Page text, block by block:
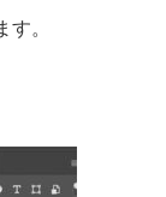
。